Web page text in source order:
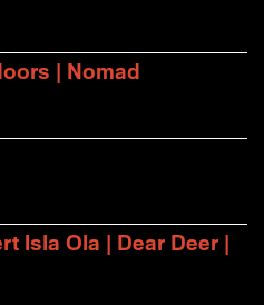
| Nomad
Isla Ola | Dear Deer |